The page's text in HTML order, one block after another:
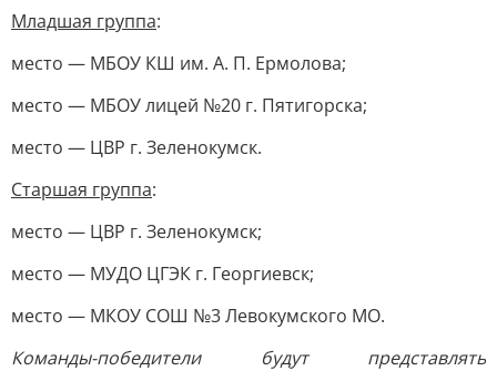
Младшая группа:
место — МБОУ КШ им. А. П. Ермолова;
место — МБОУ лицей №20 г. Пятигорска;
место — ЦВР г. Зеленокумск.
Старшая группа:
место — ЦВР г. Зеленокумск;
место — МУДО ЦГЭК г. Георгиевск;
место — МКОУ СОШ №3 Левокумского МО.
Команды-победители будут представлять